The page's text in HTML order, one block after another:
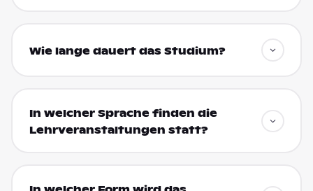
Wie lange dauert das Studium?
In welcher Sprache finden die
Lehrveranstaltungen statt?